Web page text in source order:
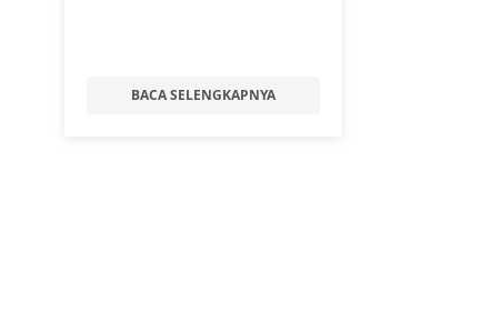
BACA SELENGKAPNYA